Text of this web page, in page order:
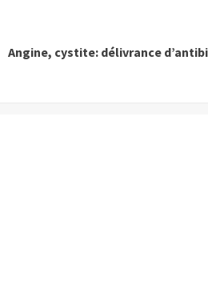
Angine, cystite: délivrance